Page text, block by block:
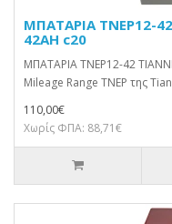
ΜΠΑΤΑΡΙΑ TNEP12-
42AH c20
ΜΠΑΤΑΡΙΑ TNEP12-42
Mileage Range TNEP της
110,00€
Χωρίς ΦΠΑ: 88,71€